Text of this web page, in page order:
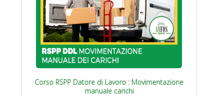
Corso RSPP Datore di Lavoro : Movimentazione
manuale carichi